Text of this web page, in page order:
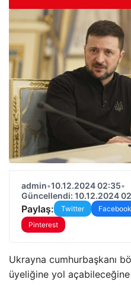
admin•10.12.2024 02:35•
Güncellendi: 10.12.2024
Paylaş: Twitter Facebook
Pinterest
Ukrayna cumhurbaşkanı
üyeliğine yol açabileceğine